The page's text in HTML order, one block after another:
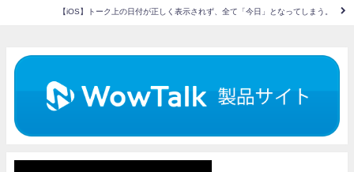
【iOS】トーク上の日付が正しく表示されず、全て「今日」となってしまう。